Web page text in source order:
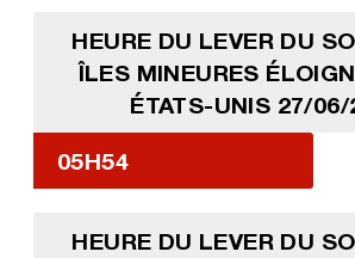
HEURE DU LEVER DU
ÎLES MINEURES
ÉTATS-UNIS 27/06/
05H54
HEURE DU LEVER DU